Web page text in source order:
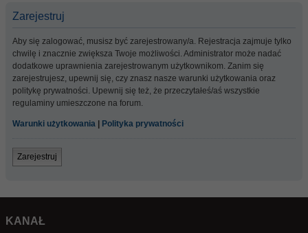
Zarejestruj
Aby się zalogować, musisz być zarejestrowany/a. Rejestracja zajmuje tylko
chwilę i znacznie zwiększa Twoje możliwości. Administrator może nadać
dodatkowe uprawnienia zarejestrowanym użytkownikom. Zanim się
zarejestrujesz, upewnij się, czy znasz nasze warunki użytkowania oraz
politykę prywatności. Upewnij się też, że przeczytałeś/aś wszystkie
regulaminy umieszczone na forum.
Warunki użytkowania Polityka prywatności
Zarejestruj
KANAŁ